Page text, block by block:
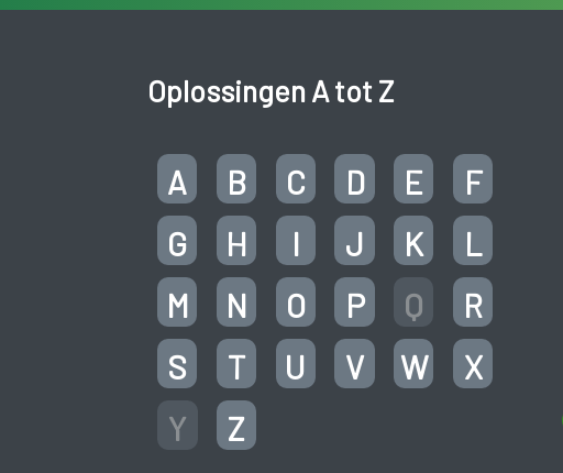
Oplossingen A tot Z
A B C D E
F
G
H I J K
L
M
N O P Q
R
S
T U V W
X
Y
Z